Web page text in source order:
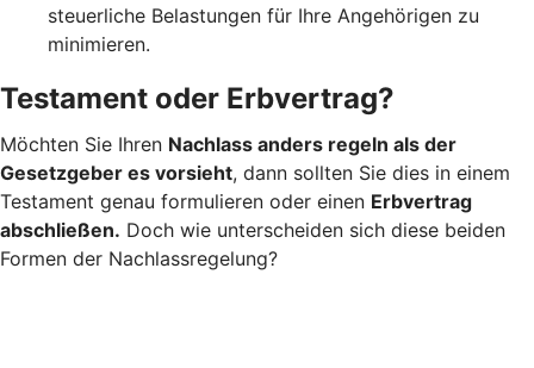
steuerliche Belastungen für Ihre Angehörigen zu
minimieren.
Testament oder Erbvertrag?
Möchten Sie Ihren Nachlass anders regeln als der
Gesetzgeber es vorsieht, dann sollten Sie dies in einem
Testament genau formulieren oder einen Erbvertrag
abschließen. Doch wie unterscheiden sich diese beiden
Formen der Nachlassregelung?